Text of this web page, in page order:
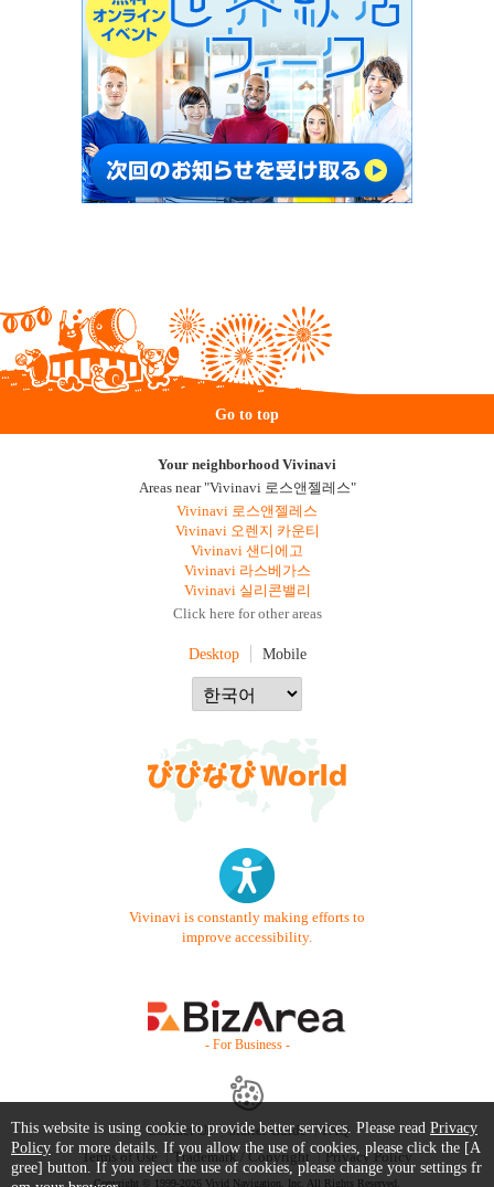
Go to top
Your neighborhood Vivinavi
Areas near "Vivinavi 로스앤젤레스"
Vivinavi 로스앤젤레스
Vivinavi 오렌지 카운티
Vivinavi 샌디에고
Vivinavi 라스베가스
Vivinavi 실리콘밸리
Click here for other areas
Desktop Mobile
Vivinavi is constantly making efforts to
improve accessibility.
- For Business -
Contact Us Starter Guide
FAQ
Terms of Use
Trademark / Copyright Privacy Policy
Copyright © 1999-2026 Vivid Navigation, Inc. All Rights Reserved.
This website is using cookie to provide better services. Please read Privacy
Policy for more details. If you allow the use of cookies, please click the [A
gree] button. If you reject the use of cookies, please change your settings fr